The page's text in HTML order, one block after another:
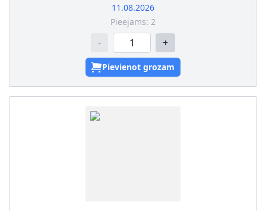
11.08.2026
Pieejams: 2
- +
Pievienot grozam